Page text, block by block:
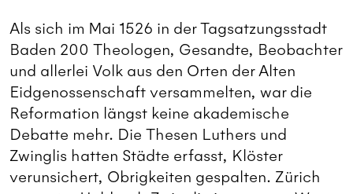
Als sich im Mai 1526 in der Tagsatzungsstadt
Baden 200 Theologen, Gesandte, Beobachter
und allerlei Volk aus den Orten der Alten
Eidgenossenschaft versammelten, war die
Reformation längst keine akademische
Debatte mehr. Die Thesen Luthers und
Zwinglis hatten Städte erfasst, Klöster
verunsichert, Obrigkeiten gespalten. Zürich